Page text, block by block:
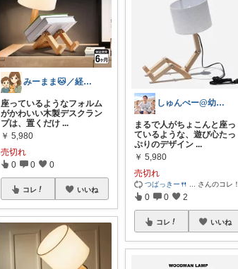
みーまま🐱／経由購入感謝です✨
座っているようなフォルム
がかわいい木製デスクラン
プは、置くだけ ...
￥ 5,980
売切れ
0 0 0
コレ いいね
しゅんぺー@幼き頃から楽天マン
まるで人がちょこんと座っ
ているような、遊び心たっ
ぷりのデザイン ...
￥ 5,980
売切れ
つばっきー🍴 さんのコレ！
0 0 2
コレ いいね